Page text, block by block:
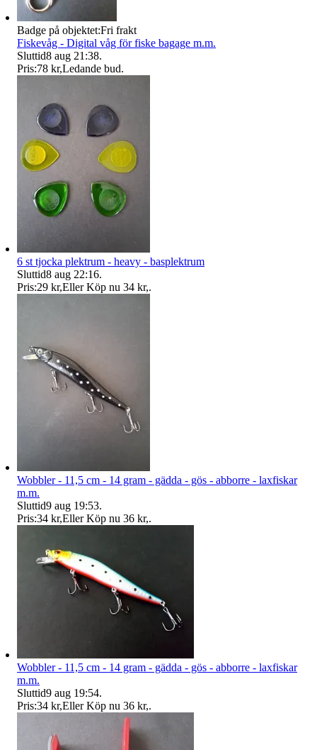
Badge på objektet:Fri frakt
Fiskevåg - Digital våg för fiske bagage m.m.
Sluttid8 aug 21:38.
Pris:78 kr,Ledande bud.
6 st tjocka plektrum - heavy - basplektrum
Sluttid8 aug 22:16.
Pris:29 kr,Eller Köp nu 34 kr,.
Wobbler - 11,5 cm - 14 gram - gädda - gös - abborre - laxfiskar
m.m.
Sluttid9 aug 19:53.
Pris:34 kr,Eller Köp nu 36 kr,.
Wobbler - 11,5 cm - 14 gram - gädda - gös - abborre - laxfiskar
m.m.
Sluttid9 aug 19:54.
Pris:34 kr,Eller Köp nu 36 kr,.